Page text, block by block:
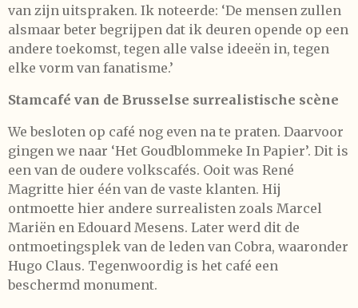
van zijn uitspraken. Ik noteerde: ‘De mensen zullen
alsmaar beter begrijpen dat ik deuren opende op een
andere toekomst, tegen alle valse ideeën in, tegen
elke vorm van fanatisme.’
Stamcafé van de Brusselse surrealistische scène
We besloten op café nog even na te praten. Daarvoor
gingen we naar ‘Het Goudblommeke In Papier’. Dit is
een van de oudere volkscafés. Ooit was René
Magritte hier één van de vaste klanten. Hij
ontmoette hier andere surrealisten zoals Marcel
Mariën en Edouard Mesens. Later werd dit de
ontmoetingsplek van de leden van Cobra, waaronder
Hugo Claus. Tegenwoordig is het café een
beschermd monument.